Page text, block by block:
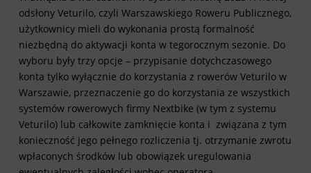
odsłony Veturilo, czyli Warszawskiego Roweru Publicznego,
użytkownicy mieli do wykonania prostą formalność
niezbędną do aktywacji konta w tegorocznym sezonie. Do
wyboru były trzy opcje – przypisanie dotychczasowego
konta tylko wyłącznie do korzystania z rowerów Veturilo w
Warszawie, przeznaczenie go do korzystania ze wszystkich
systemów rowerowych firmy Nextbike (w tym z systemu
Veturilo) lub całkowite zamknięcie konta i związana z tym
konieczność jego pełnego rozliczenia tj. otrzymanie zwrotu
wpłaconych środków lub obowiązek uregulowania